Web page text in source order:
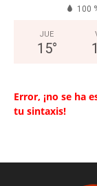
100
JUE
15°
Error, ¡no se ha
tu sintaxis!